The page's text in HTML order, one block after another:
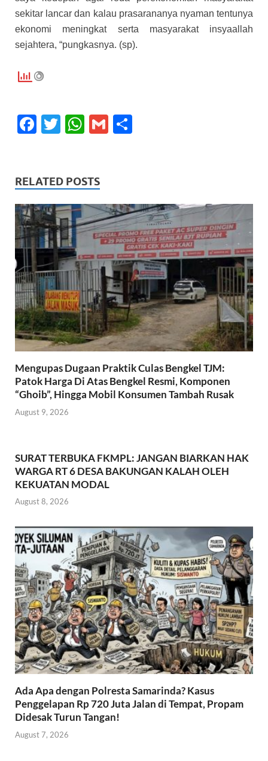
sekitar lancar dan kalau prasarananya nyaman tentunya
ekonomi meningkat serta masyarakat insyaallah
sejahtera, “pungkasnya. (sp).
F
b
o
o
k
T
er
W
s
A
p
p
G
RELATED POSTS
Mengupas Dugaan Praktik Culas Bengkel TJM:
Patok Harga Di Atas Bengkel Resmi, Komponen
“Ghoib”, Hingga Mobil Konsumen Tambah Rusak
August 9, 2026
SURAT TERBUKA FKMPL: JANGAN BIARKAN HAK
WARGA RT 6 DESA BAKUNGAN KALAH OLEH
KEKUATAN MODAL
August 8, 2026
Ada Apa dengan Polresta Samarinda? Kasus
Penggelapan Rp 720 Juta Jalan di Tempat, Propam
Didesak Turun Tangan!
August 7, 2026